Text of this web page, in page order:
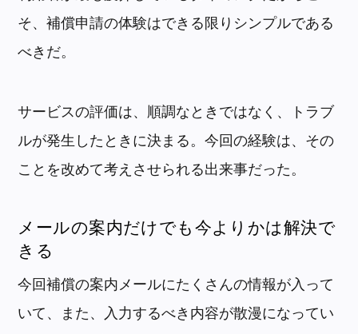
そ、補償申請の体験はできる限りシンプルである
べきだ。
サービスの評価は、順調なときではなく、トラブ
ルが発生したときに決まる。今回の経験は、その
ことを改めて考えさせられる出来事だった。
メールの案内だけでも今よりかは解決で
きる
今回補償の案内メールにたくさんの情報が入って
いて、また、入力するべき内容が散漫になってい